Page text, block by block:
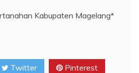
Kabupaten Magelang*
Twitter Pinterest